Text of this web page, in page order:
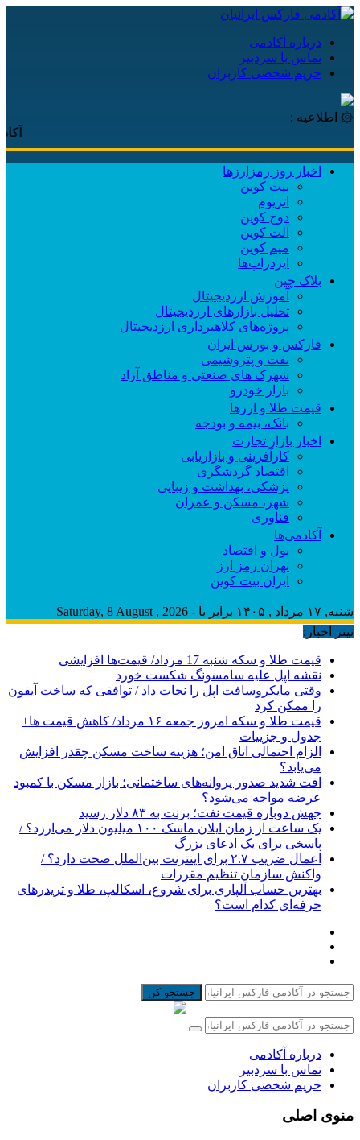
درباره آکادمی
تماس با سردبیر
حریم شخصی کاربران
۞ اطلاعیه :
اخبار روز رمزارزها
بیت کوین
اتریوم
دوج کوین
آلت کوین
میم کوین‌
ایردراپ‌ها
بلاک چین
آموزش ارزدیجیتال
تحلیل بازارهای ارزدیجیتال
پروژه‌های کلاهبرداری ارزدیجیتال
فارکس و بورس ایران
نفت و پتروشیمی
شهرک های صنعتی و مناطق آزاد
بازار خودرو
قیمت طلا و ارزها
بانک، بیمه و بودجه
اخبار بازار تجارت
کارآفرینی و بازاریابی
اقتصاد گردشگری
پزشکی، بهداشت و زیبایی
شهر، مسکن و عمران
فناوری
آکادمی‌ها
پول و اقتصاد
تهران رمز ارز
ایران بیت کوین
شنبه, ۱۷ مرداد , ۱۴۰۵ برابر با - Saturday, 8 August , 2026
تیتر اخبار:
قیمت طلا و سکه شنبه 17 مرداد/ قیمت‌ها افزایشی
نقشه اپل علیه سامسونگ شکست خورد
وقتی مایکروسافت اپل را نجات داد / توافقی که ساخت آیفون
را ممکن کرد
قیمت طلا و سکه امروز جمعه ۱۶ مرداد/ کاهش قیمت ها+
جدول و جزییات
الزام احتمالی اتاق امن؛ هزینه ساخت مسکن چقدر افزایش
می‌یابد؟
افت شدید صدور پروانه‌های ساختمانی؛ بازار مسکن با کمبود
عرضه مواجه می‌شود؟
جهش دوباره قیمت نفت؛ برنت به ۸۳ دلار رسید
یک ساعت از زمان ایلان ماسک ۱۰۰ میلیون دلار می‌ارزد؟ /
پاسخی برای یک ادعای بزرگ
اعمال ضریب ۲.۷ برای اینترنت بین‌الملل صحت دارد؟ /
واکنش سازمان تنظیم مقررات
بهترین حساب آلپاری برای شروع، اسکالپ، طلا و تریدرهای
حرفه‌ای کدام است؟
جستجو کن
درباره آکادمی
تماس با سردبیر
حریم شخصی کاربران
منوی اصلی